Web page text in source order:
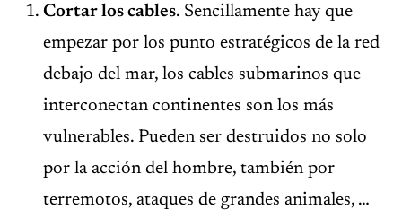
Cortar los cables. Sencillamente hay que
empezar por los punto estratégicos de la red
debajo del mar, los cables submarinos que
interconectan continentes son los más
vulnerables. Pueden ser destruidos no solo
por la acción del hombre, también por
terremotos, ataques de grandes animales, …